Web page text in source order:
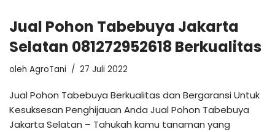
Jual Pohon Tabebuya Jakarta
Selatan 081272952618 Berkualitas
oleh AgroTani 27 Juli 2022
Jual Pohon Tabebuya Berkualitas dan Bergaransi Untuk
Kesuksesan Penghijauan Anda Jual Pohon Tabebuya
Jakarta Selatan – Tahukah kamu tanaman yang